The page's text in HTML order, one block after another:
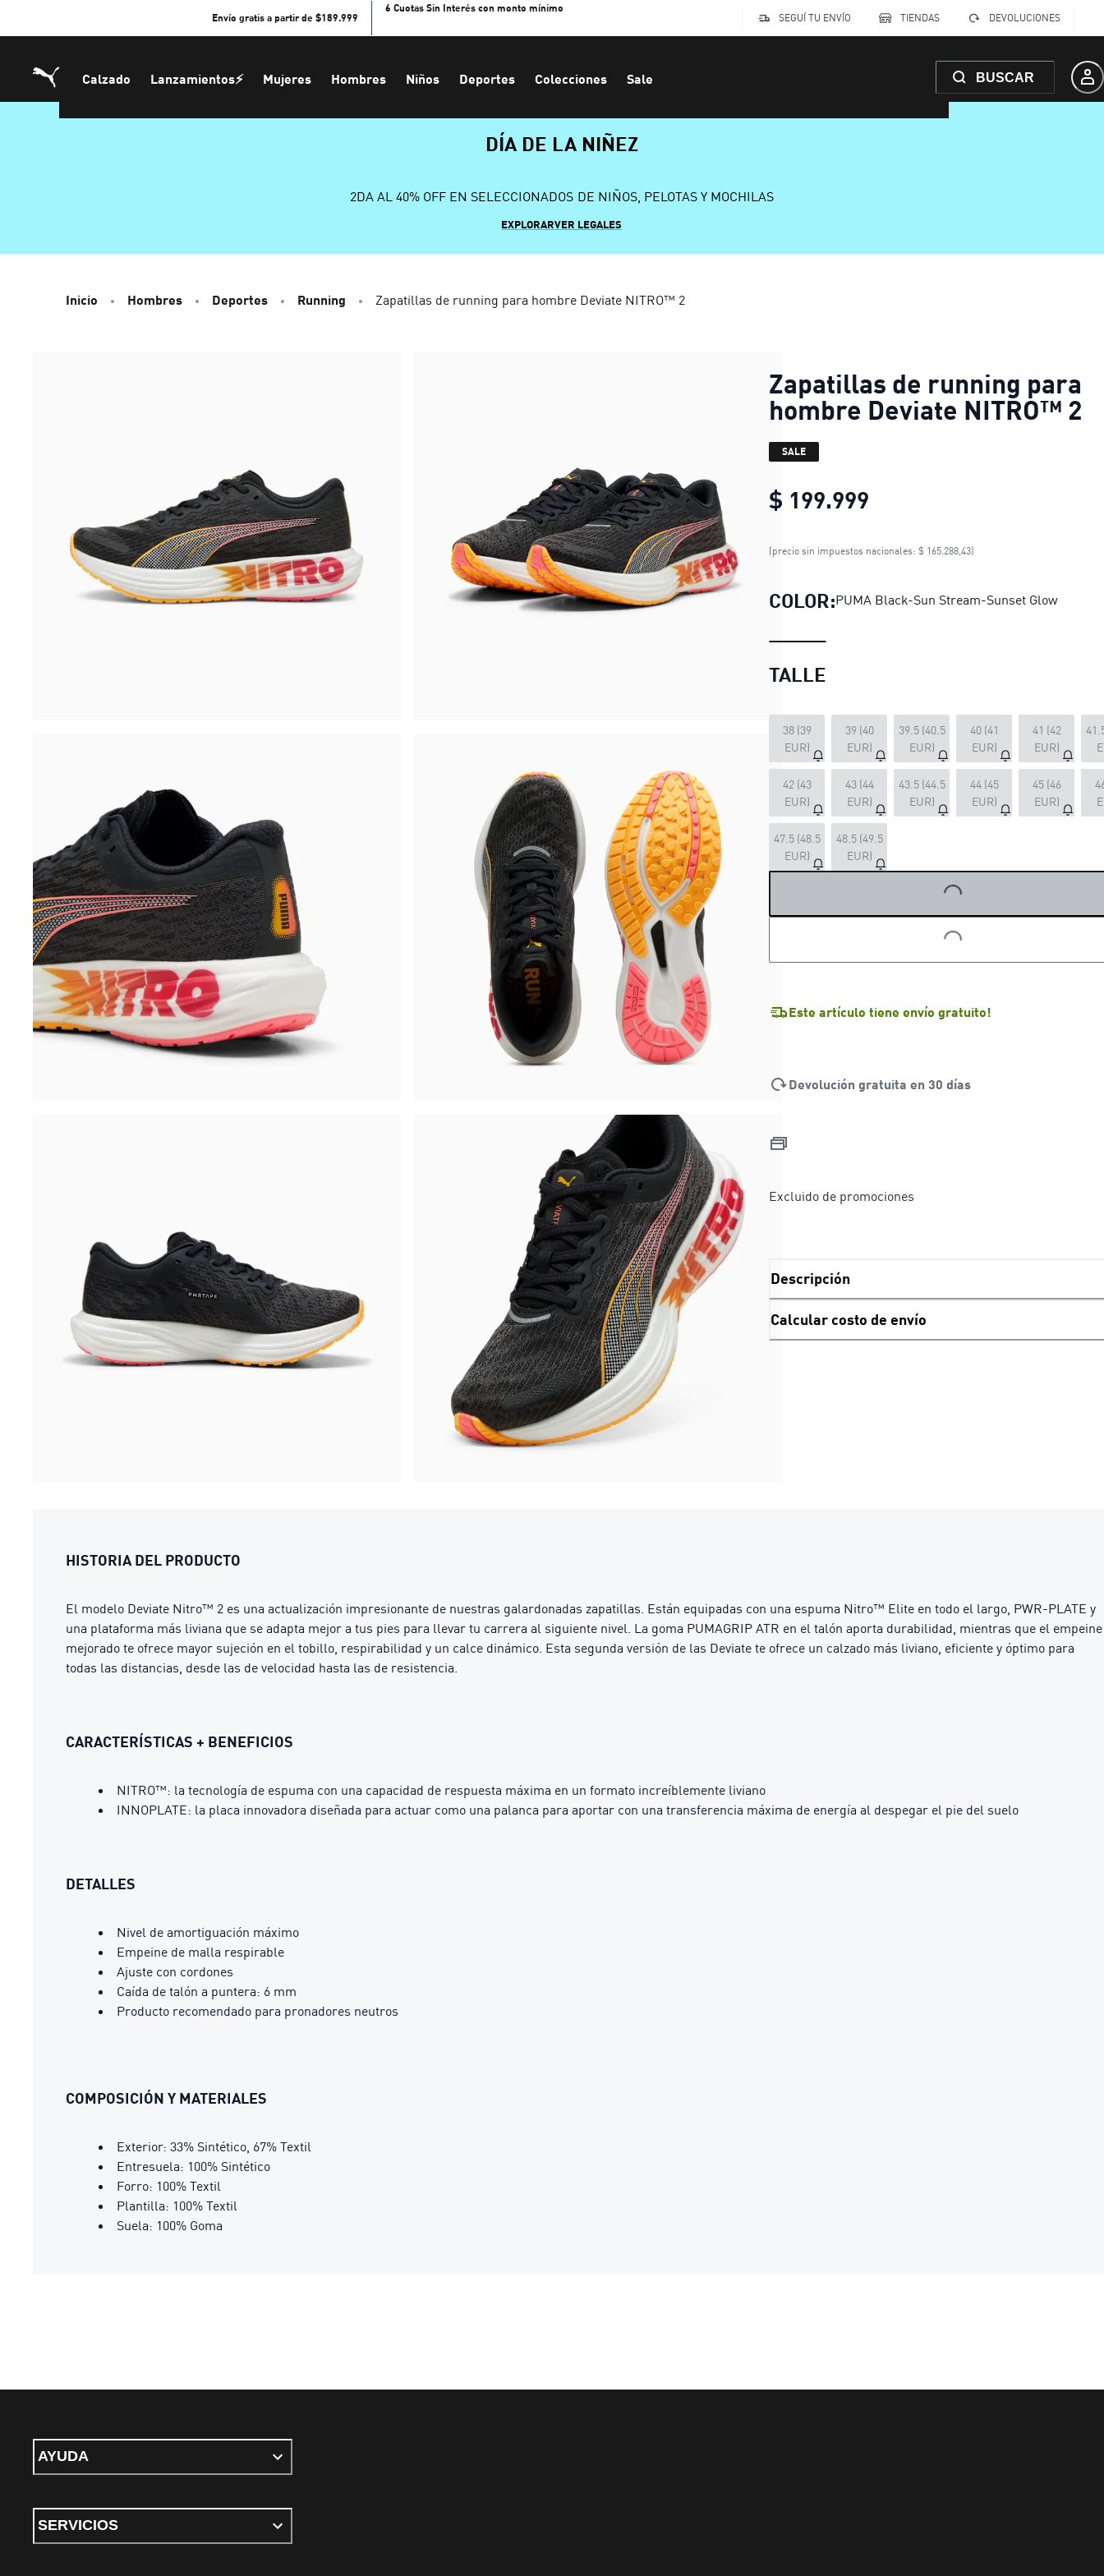
Envío gratis a partir de $189.999
6 Cuotas Sin Interés con monto mínimo
SEGUÍ TU ENVÍO
TIENDAS DEVOLUCIONES
Calzado Lanzamientos⚡ Mujeres Hombres Niños Deportes Colecciones Sale BUSCAR
DÍA DE LA NIÑEZ
2DA AL 40% OFF EN SELECCIONADOS DE NIÑOS, PELOTAS Y MOCHILAS
EXPLORARVER LEGALES
Inicio Hombres Deportes Running Zapatillas de running para hombre Deviate NITRO™ 2
Zapatillas de running para
hombre Deviate NITRO™ 2
SALE
$ 199.999
Zapatillas de running
(precio sin impuestos nacionales: $ 165.288,43)
COLOR:PUMA Black-Sun Stream-Sunset Glow
TALLE
38 (39
EUR)
39 (40
EUR)
39.5 (40.5
EUR)
40 (41
EUR)
41 (42
EUR)
42 (43
EUR)
43 (44
EUR)
43.5 (44.5
EUR)
44 (45
EUR)
45 (46
EUR)
47.5 (48.5
EUR)
48.5 (49.5
EUR)
LOADING...
LOADING...
Este artículo tiene envío gratuito!
Devolución gratuita en 30 días
Excluido de promociones
Descripción
Calcular costo de envío
HISTORIA DEL PRODUCTO
El modelo Deviate Nitro™ 2 es una actualización impresionante de nuestras galardonadas zapatillas. Están equipadas con una espuma Nitro™ Elite en todo el largo, PWR-PLATE y
una plataforma más liviana que se adapta mejor a tus pies para llevar tu carrera al siguiente nivel. La goma PUMAGRIP ATR en el talón aporta durabilidad, mientras que el empeine
mejorado te ofrece mayor sujeción en el tobillo, respirabilidad y un calce dinámico. Esta segunda versión de las Deviate te ofrece un calzado más liviano, eficiente y óptimo para
todas las distancias, desde las de velocidad hasta las de resistencia.
CARACTERÍSTICAS + BENEFICIOS
NITRO™: la tecnología de espuma con una capacidad de respuesta máxima en un formato increíblemente liviano
INNOPLATE: la placa innovadora diseñada para actuar como una palanca para aportar con una transferencia máxima de energía al despegar el pie del suelo
DETALLES
Nivel de amortiguación máximo
Empeine de malla respirable
Ajuste con cordones
Caída de talón a puntera: 6 mm
Producto recomendado para pronadores neutros
COMPOSICIÓN Y MATERIALES
Exterior: 33% Sintético, 67% Textil
Entresuela: 100% Sintético
Forro: 100% Textil
Plantilla: 100% Textil
Suela: 100% Goma
AYUDA
SERVICIOS